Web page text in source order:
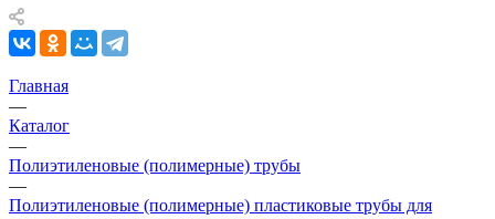
Главная
—
Каталог
—
Полиэтиленовые (полимерные) трубы
—
Полиэтиленовые (полимерные) пластиковые трубы для